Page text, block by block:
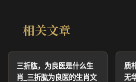
相关文章
三折肱，为良医是什么生
肖_三折肱为良医的生肖文
质
无